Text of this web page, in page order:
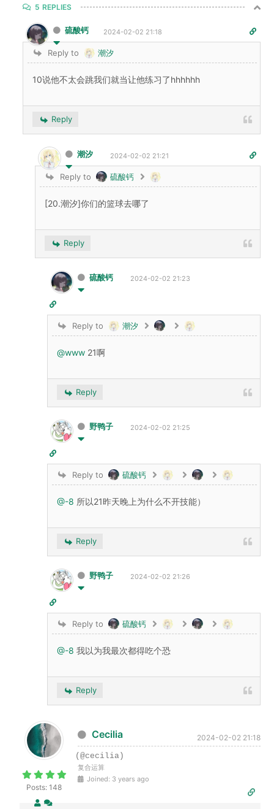
5 REPLIES
硫酸钙 2024-02-02 21:18
Reply to 潮汐
10说他不太会跳我们就当让他练习了hhhhhh
Reply
潮汐 2024-02-02 21:21
Reply to 硫酸钙
[20.潮汐]你们的篮球去哪了
Reply
硫酸钙 2024-02-02 21:23
Reply to 潮汐
@www 21啊
Reply
野鸭子 2024-02-02 21:25
Reply to 硫酸钙
@-8 所以21昨天晚上为什么不开技能）
Reply
野鸭子 2024-02-02 21:26
Reply to 硫酸钙
@-8 我以为我最次都得吃个恐
Reply
Posts: 148
Cecilia
2024-02-02 21:18
(@cecilia)
复合运算
Joined: 3 years ago